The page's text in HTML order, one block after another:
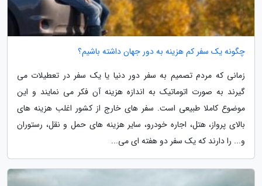
چگونه یک سفر کم هزینه به دور جهان داشته باشیم؟
زمانی که مردم تصمیم به سفر دور دنیا یا یک سفر در تعطیلات می
گیرند به صورت اتوماتیک به اندازه هزینه آن فکر می نمایند و این
موضوع کاملا طبیعی است. سفر های خارج از کشور اغلب هزینه های
بالای پرواز، هتل، اجاره خودرو، سایر هزینه های حمل و نقل، رستوران
و... را دارند که یک سفر دو هفته ای می...